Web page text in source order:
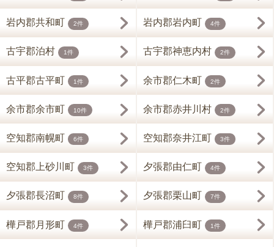
岩内郡共和町 2件 岩内郡岩内町 4件
古宇郡泊村 1件 古宇郡神恵内村 2件
古平郡古平町 1件 余市郡仁木町 2件
余市郡余市町 10件 余市郡赤井川村 2件
空知郡南幌町 6件 空知郡奈井江町 3件
空知郡上砂川町 3件 夕張郡由仁町 4件
夕張郡長沼町 8件 夕張郡栗山町 7件
樺戸郡月形町 4件 樺戸郡浦臼町 1件